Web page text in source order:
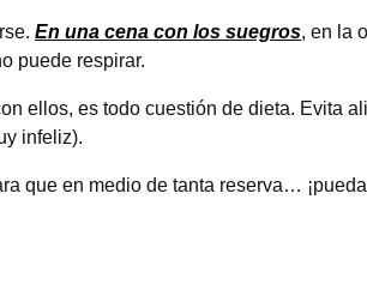
En una cena con los suegros, en la
puede respirar.
ellos, es todo cuestión de dieta. Evita
infeliz).
que en medio de tanta reserva…